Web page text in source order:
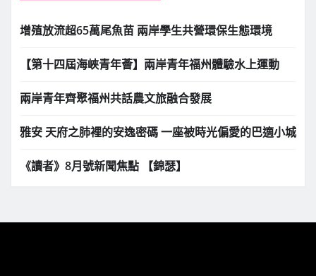
增殖放流超65萬尾魚苗 兩岸學生共營環保生態環境
【第十四屆海峽青年薈】兩岸青年福州體驗水上運動
兩岸青年齊聚福州共話農文旅融合發展
雅安 天府之肺裡的安逸密碼 一座被時光偏愛的巴適小城
《讀者》8月號新聞焦點 【錦瑟】